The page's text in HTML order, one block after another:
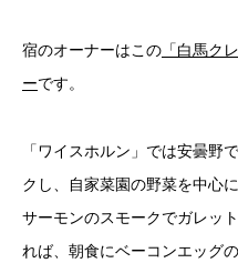
宿のオーナーはこの 「白馬ク
ーです。
「ワイスホルン」では安曇野
クし、自家菜園の野菜を中心
サーモンのスモークでガレッ
れば、朝食にベーコンエッグ